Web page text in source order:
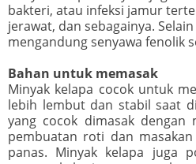
bakteri, atau infeksi jamur
jerawat, dan sebagainya.
mengandung senyawa fenolik
Bahan untuk memasak
Minyak kelapa cocok untuk
lebih lembut dan stabil saat
yang cocok dimasak dengan
pembuatan roti dan
panas. Minyak kelapa juga